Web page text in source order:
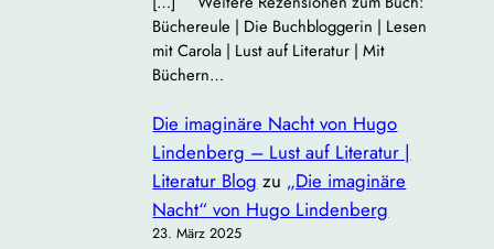
Büchereule | Die Buchbloggerin | Lesen
mit Carola | Lust auf Literatur | Mit
Büchern…
Die imaginäre Nacht von Hugo
Lindenberg – Lust auf Literatur |
Literatur Blog zu „Die imaginäre
Nacht“ von Hugo Lindenberg
23. März 2025